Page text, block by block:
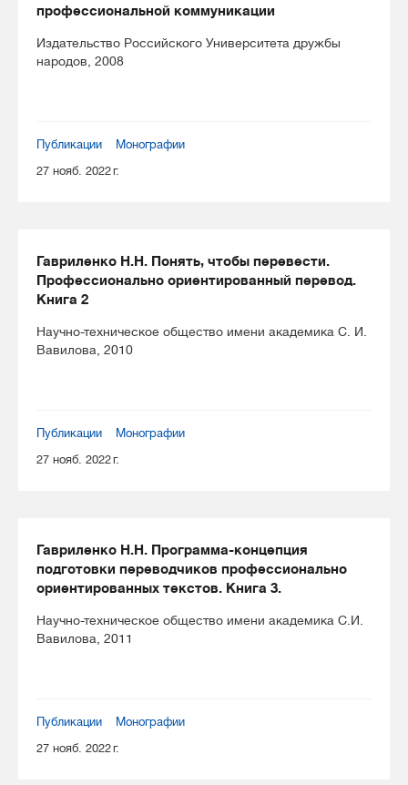
профессиональной коммуникации
Издательство Российского Университета дружбы
народов, 2008
Публикации
Монографии
27 нояб. 2022 г.
Гавриленко Н.Н. Понять, чтобы перевести.
Профессионально ориентированный перевод.
Книга 2
Научно-техническое общество имени академика С. И.
Вавилова, 2010
Публикации
Монографии
27 нояб. 2022 г.
Гавриленко Н.Н. Программа-концепция
подготовки переводчиков профессионально
ориентированных текстов. Книга 3.
Научно-техническое общество имени академика С.И.
Вавилова, 2011
Публикации
Монографии
27 нояб. 2022 г.